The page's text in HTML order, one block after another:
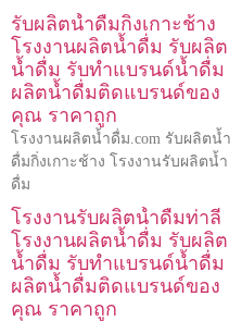
รับผลิตน้ำดื่มกิ่งเกาะช้าง
โรงงานผลิตน้ำดื่ม รับผลิต
น้ำดื่ม รับทำแบรนด์น้ำดื่ม
ผลิตน้ำดื่มติดแบรนด์ของ
คุณ ราคาถูก
โรงงานผลิตน้ำดื่ม.com รับผลิตน้ำ
ดื่มกิ่งเกาะช้าง โรงงานรับผลิตน้ำ
ดื่ม
โรงงานรับผลิตน้ำดื่มท่าลี่
โรงงานผลิตน้ำดื่ม รับผลิต
น้ำดื่ม รับทำแบรนด์น้ำดื่ม
ผลิตน้ำดื่มติดแบรนด์ของ
คุณ ราคาถูก